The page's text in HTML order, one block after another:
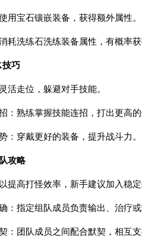
用宝石镶嵌装备，获得额外属性。
耗洗练石洗练装备属性，有概率获
技巧
活走位，躲避对手技能。
：熟练掌握技能连招，打出更高的
：穿戴更好的装备，提升战斗力。
攻略
提高打怪效率，新手建议加入稳定
：指定组队成员负责输出、治疗或
：团队成员之间配合默契，相互支